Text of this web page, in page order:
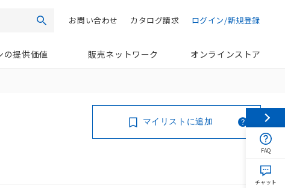
検索 ログイン/新規登録
カタログ請求
お問い合わせ
の提供価値 販売ネットワーク オンラインストア
マイリストに追加
FAQ
チャット